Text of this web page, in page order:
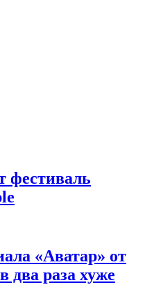
фестиваль
«Аватар» от
два раза хуже